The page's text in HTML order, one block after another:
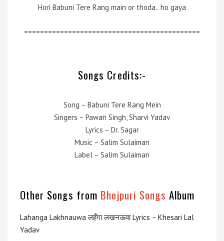
Hori Babuni Tere Rang main or thoda.. ho gaya
============================================
Songs Credits:-
Song – Babuni Tere Rang Mein
Singers – Pawan Singh, Sharvi Yadav
Lyrics – Dr. Sagar
Music – Salim Sulaiman
Label – Salim Sulaiman
Other Songs from Bhojpuri Songs Album
Lahanga Lakhnauwa लहँगा लखनऊवा Lyrics – Khesari Lal
Yadav